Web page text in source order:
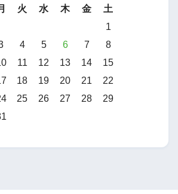
火 水 木 金
土
1
4 5 6 7
8
11 12 13 14
15
18 19 20 21
22
25 26 27 28
29